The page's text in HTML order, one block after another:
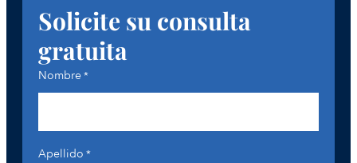
Solicite su consulta
gratuita
Nombre*
Apellido *